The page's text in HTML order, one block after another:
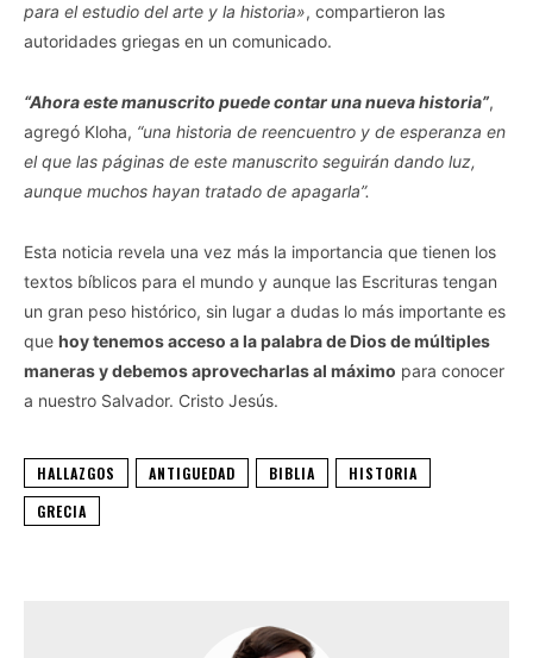
para el estudio del arte y la historia», compartieron las
autoridades griegas en un comunicado.
“Ahora este manuscrito puede contar una nueva historia”,
agregó Kloha, “una historia de reencuentro y de esperanza en
el que las páginas de este manuscrito seguirán dando luz,
aunque muchos hayan tratado de apagarla”.
Esta noticia revela una vez más la importancia que tienen los
textos bíblicos para el mundo y aunque las Escrituras tengan
un gran peso histórico, sin lugar a dudas lo más importante es
que hoy tenemos acceso a la palabra de Dios de múltiples
maneras y debemos aprovecharlas al máximo para conocer
a nuestro Salvador. Cristo Jesús.
HALLAZGOS ANTIGUEDAD BIBLIA
HISTORIA
GRECIA